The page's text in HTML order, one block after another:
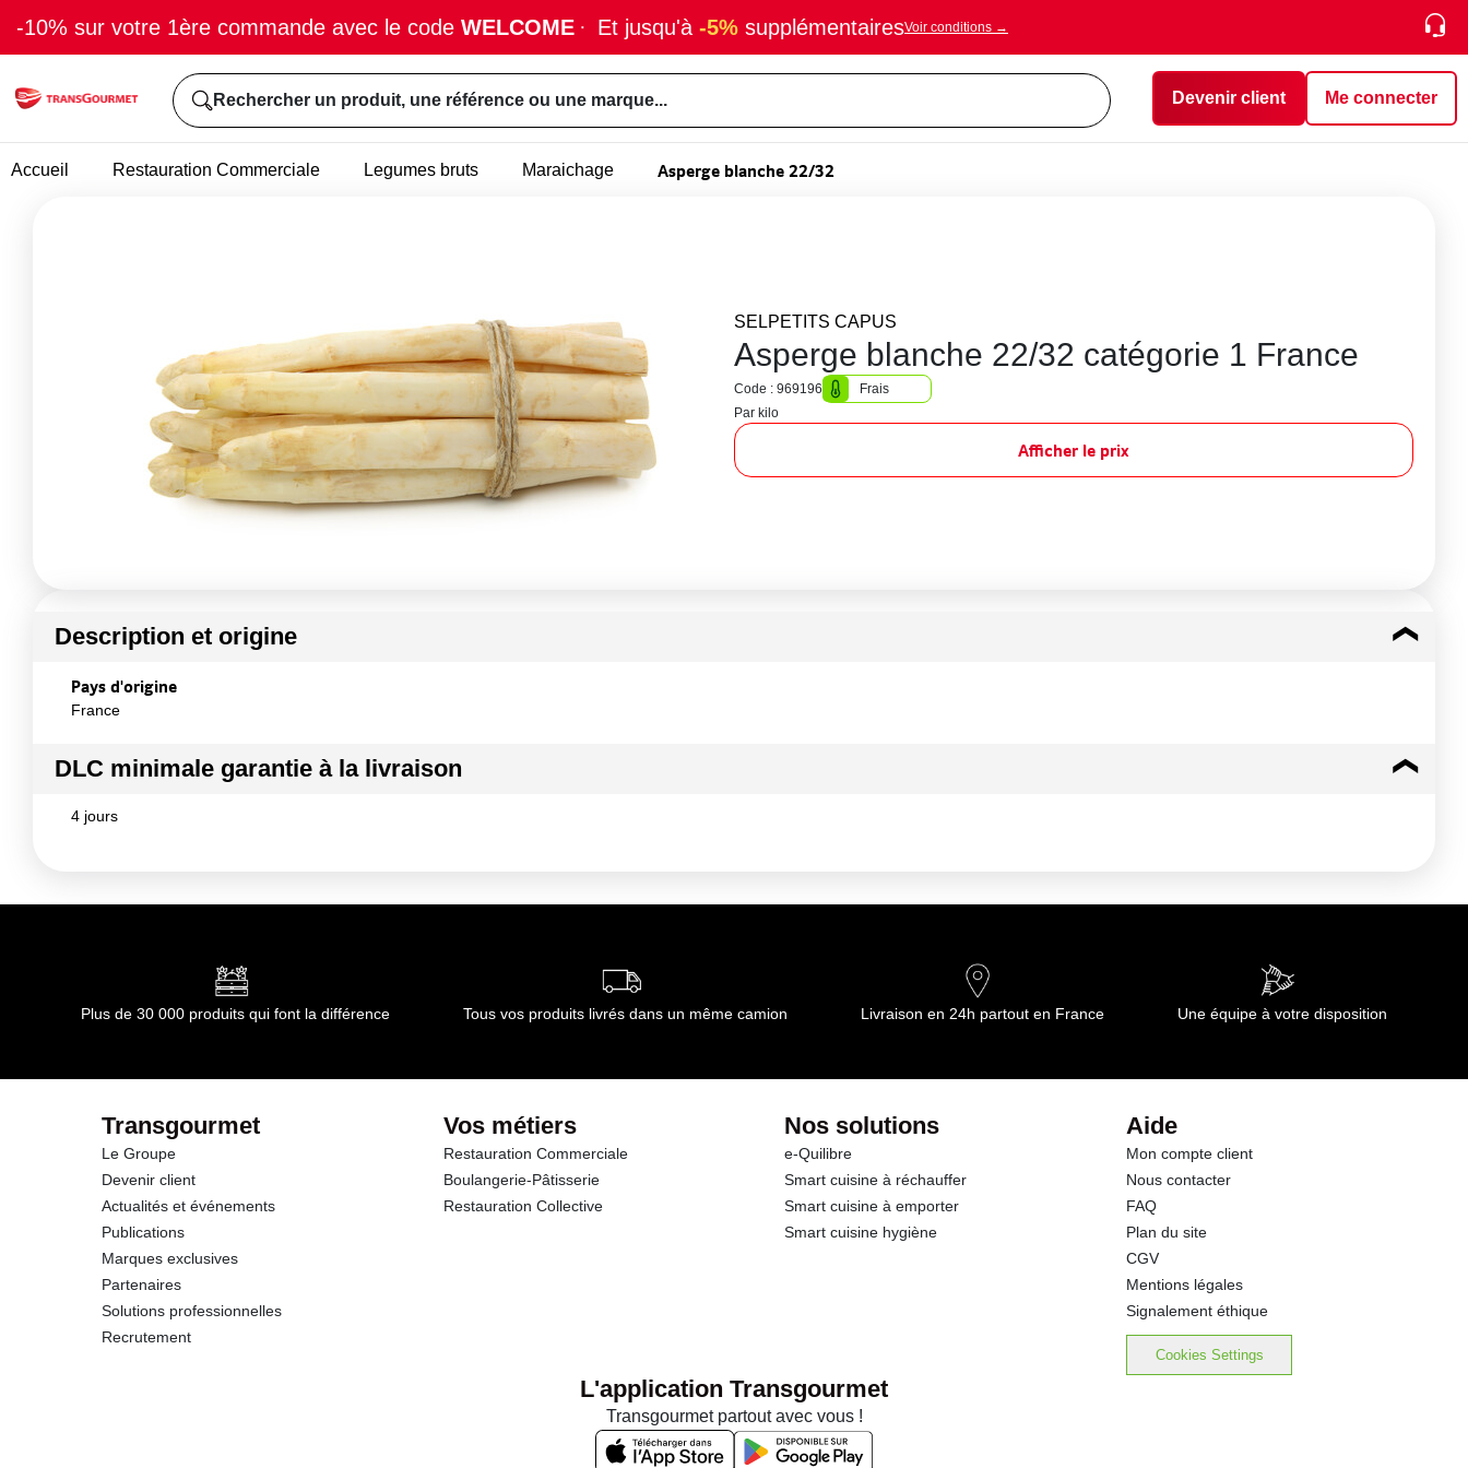
-10% sur votre 1ère commande avec le code WELCOME · Et jusqu'à -5% supplémentairesVoir conditions →
Rechercher un produit, une référence ou une marque... Devenir client Me connecter
Accueil Restauration Commerciale Legumes bruts Maraichage Asperge blanche 22/32
SELPETITS CAPUS
Asperge blanche 22/32 catégorie 1 France
Code : 969196
Frais
Par kilo
Afficher le prix
Description et origine
Pays d'origine
France
DLC minimale garantie à la livraison
4 jours
Plus de 30 000 produits qui font la différence Tous vos produits livrés dans un même camion Livraison en 24h partout en France Une équipe à votre disposition
Transgourmet
Le Groupe
Devenir client
Actualités et événements
Publications
Marques exclusives
Partenaires
Solutions professionnelles
Recrutement
Vos métiers
Restauration Commerciale
Boulangerie-Pâtisserie
Restauration Collective
Nos solutions
e-Quilibre
Smart cuisine à réchauffer
Smart cuisine à emporter
Smart cuisine hygiène
Aide
Mon compte client
Nous contacter
FAQ
Plan du site
CGV
Mentions légales
Signalement éthique
Cookies Settings
L'application Transgourmet
Transgourmet partout avec vous !